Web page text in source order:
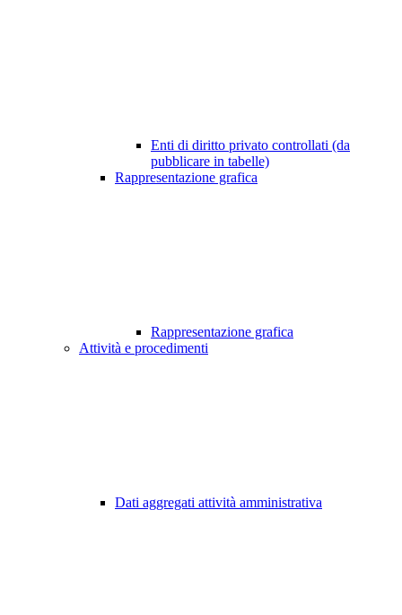
Enti di diritto privato controllati (da
pubblicare in tabelle)
Rappresentazione grafica
Rappresentazione grafica
Attività e procedimenti
Dati aggregati attività amministrativa